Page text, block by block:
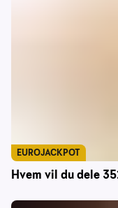
Hvem vil du dele
EUROJACKPOT